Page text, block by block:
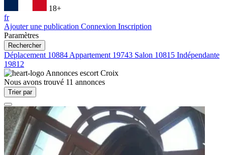
18+
fr
Ajouter une publication Connexion Inscription
Paramètres
Rechercher
Déplacement 10884 Appartement 19743 Salon 10815 Indépendante
19812
Annonces escort Croix
Nous avons trouvé 11 annonces
Trier par